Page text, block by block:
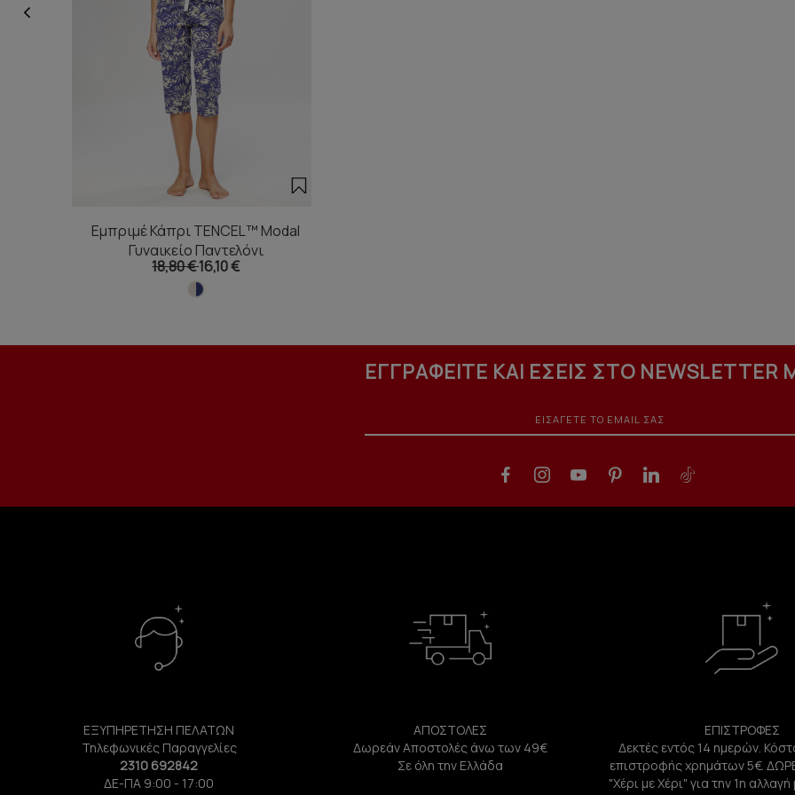
Εμπριμέ Κάπρι TENCEL™ Modal
Γυναικείο Παντελόνι
18,80 €16,10 €
ΕΓΓΡΑΦΕΙΤΕ ΚΑΙ ΕΣΕΙΣ ΣΤΟ NEWSLETTER
ΕΞΥΠΗΡΕΤΗΣΗ ΠΕΛΑΤΩΝ
Τηλεφωνικές Παραγγελίες
2310 692842
ΔΕ-ΠΑ 9:00 - 17:00
ΑΠΟΣΤΟΛΕΣ
Δωρεάν Αποστολές άνω των 49€
Σε όλη την Ελλάδα
ΕΠΙΣΤΡΟΦΕΣ
Δεκτές εντός 14 ημερών.
επιστροφής χρημάτων 5€.
"Χέρι με Χέρι" για την 1η